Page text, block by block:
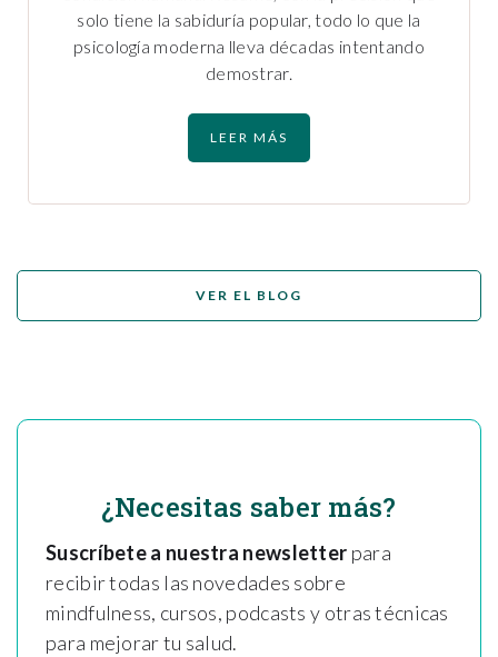
solo tiene la sabiduría popular, todo lo que la
psicología moderna lleva décadas intentando
demostrar.
LEER MÁS
VER EL BLOG
¿Necesitas saber más?
Suscríbete a nuestra newsletter para
recibir todas las novedades sobre
mindfulness, cursos, podcasts y otras técnicas
para mejorar tu salud.